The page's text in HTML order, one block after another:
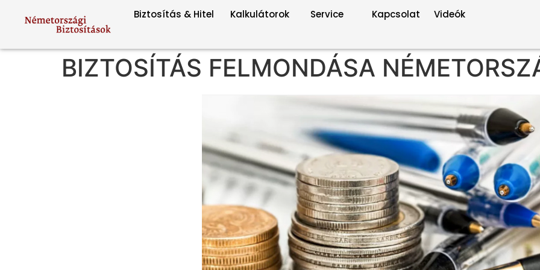
Biztosítás & Hitel Kalkulátorok Service Kapcsolat
Videók
BIZTOSÍTÁS FELMONDÁSA